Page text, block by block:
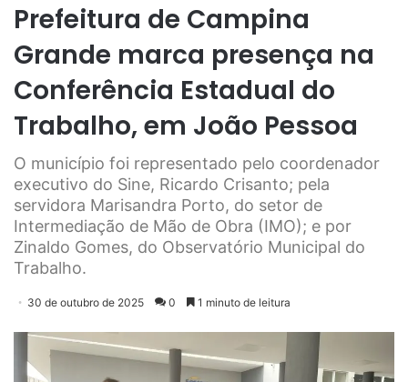
Prefeitura de Campina
Grande marca presença na
Conferência Estadual do
Trabalho, em João Pessoa
O município foi representado pelo coordenador
executivo do Sine, Ricardo Crisanto; pela
servidora Marisandra Porto, do setor de
Intermediação de Mão de Obra (IMO); e por
Zinaldo Gomes, do Observatório Municipal do
Trabalho.
30 de outubro de 2025 0 1 minuto de leitura